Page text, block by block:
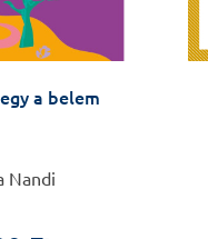
a belem
Nandi